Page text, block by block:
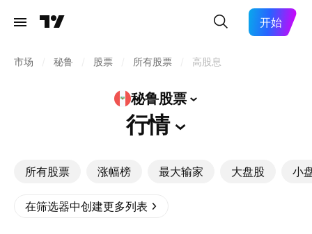
开始
市场 秘鲁 股票 所有股票 高股息
秘鲁股票
行情
所有股票 涨幅榜 最大输家 大盘股 小
在筛选器中创建更多列表